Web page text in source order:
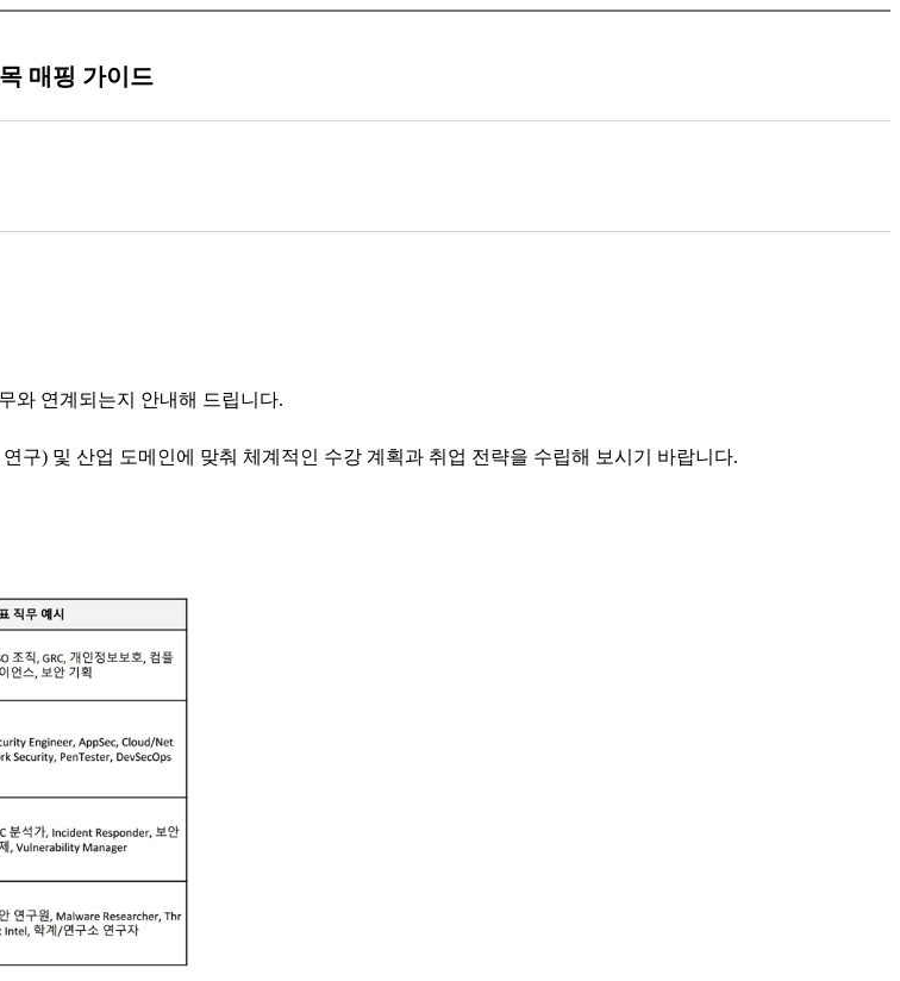
매핑 가이드
와 연계되는지 안내해 드립니다.
연구) 및 산업 도메인에 맞춰 체계적인 수강 계획과 취업 전략을 수립해 보시기 바랍니다.